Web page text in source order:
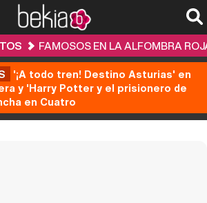
FAMOSOS EN LA ALFOMBRA
'¡A todo tren! Destino Asturias' en
y 'Harry Potter y el prisionero de
en Cuatro